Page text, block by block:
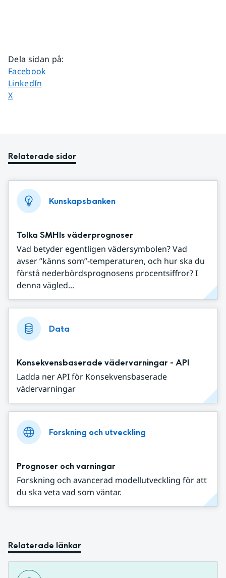
Dela sidan på:
Dela sidan på
Facebook
Dela sidan på
LinkedIn
Dela sidan på
X
Relaterade sidor
Kunskapsbanken
Tolka SMHIs väderprognoser
Vad betyder egentligen vädersymbolen? Vad
avser ”känns som”-temperaturen, och hur ska du
förstå nederbördsprognosens procentsiffror? I
denna vägled...
Data
Konsekvensbaserade vädervarningar - API
Ladda ner API för Konsekvensbaserade
vädervarningar
Forskning och utveckling
Prognoser och varningar
Forskning och avancerad modellutveckling för att
du ska veta vad som väntar.
Relaterade länkar